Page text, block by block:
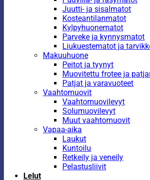
Juutti- ja sisalmatot
Kosteantilanmatot
Kylpyhuonematot
Parveke ja kynnysmatot
Liukuestematot ja
Makuuhuone
Peitot ja tyynyt
Muovitettu frotee ja
Patjat ja varavuoteet
Vaahtomuovit
Vaahtomuovilevyt
Solumuovilevyt
Muut vaahtomuovit
Vapaa-aika
Laukut
Kuntoilu
Retkeily ja veneily
Pelastusliivit
Lelut